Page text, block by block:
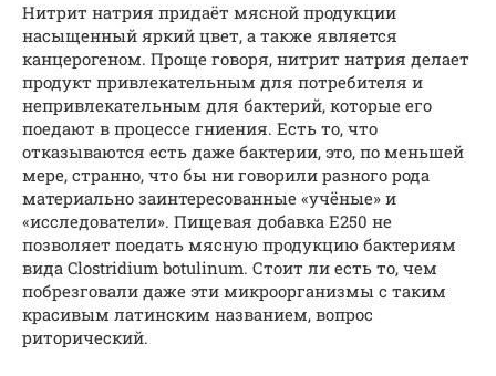
Нитрит натрия придаёт мясной продукции
насыщенный яркий цвет, а также является
канцерогеном. Проще говоря, нитрит натрия делает
продукт привлекательным для потребителя и
непривлекательным для бактерий, которые его
поедают в процессе гниения. Есть то, что
отказываются есть даже бактерии, это, по меньшей
мере, странно, что бы ни говорили разного рода
материально заинтересованные «учёные» и
«исследователи». Пищевая добавка Е250 не
позволяет поедать мясную продукцию бактериям
вида Clostridium botulinum. Стоит ли есть то, чем
побрезговали даже эти микроорганизмы с таким
красивым латинским названием, вопрос
риторический.